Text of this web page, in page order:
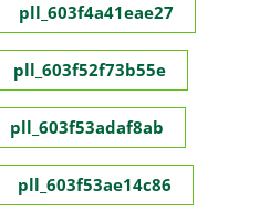
pll_603f4a41eae27
pll_603f52f73b55e
pll_603f53adaf8ab
pll_603f53ae14c86